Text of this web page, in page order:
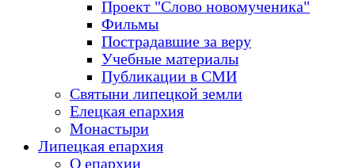
Проект "Слово новомученика"
Фильмы
Пострадавшие за веру
Учебные материалы
Публикации в СМИ
Святыни липецкой земли
Елецкая епархия
Монастыри
Липецкая епархия
О епархии